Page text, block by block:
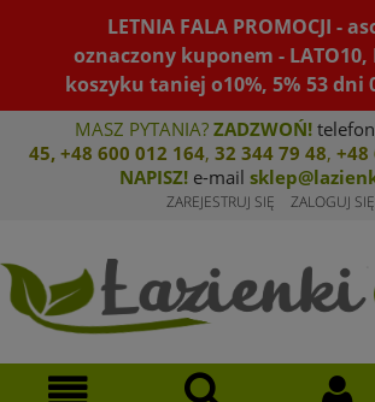
LETNIA FALA PROMOCJI -
oznaczony kuponem - LATO10,
koszyku taniej o10%, 5% 53dni
MASZ PYTANIA? ZADZWOŃ! telefon
45, +48 600 012 164, 32 344 79 48, +48
NAPISZ! e-mail
ZAREJESTRUJ SIĘ ZALOGUJ SIĘ